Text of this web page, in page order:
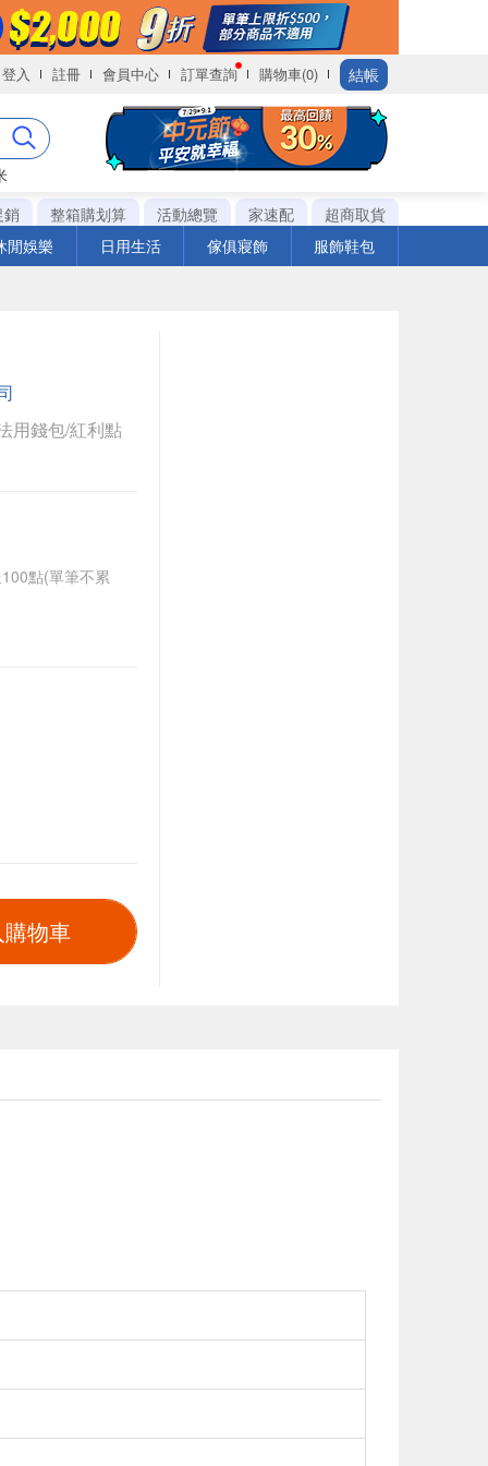
登入 註冊 會員中心 訂單查詢 購物車(0) 結帳
銷 整箱購划算 活動總覽 家速配
超商取貨
閒娛樂 日用生活 傢俱寢飾 服飾鞋包
用錢包/紅利點
點(單筆不累
物車